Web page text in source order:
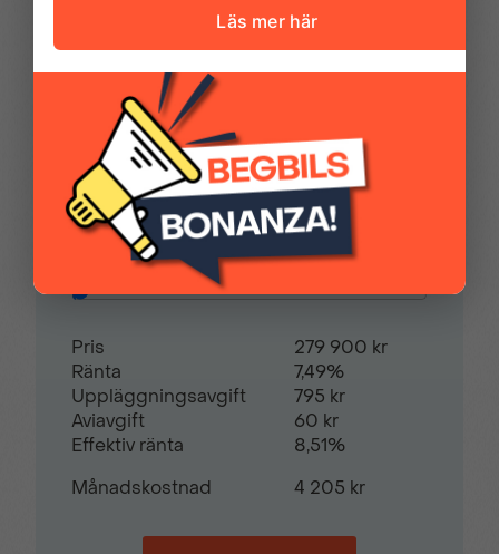
Vi hjälper dig att ordna finansiering av
din bil. Här kan du räkna ut din
månadskostnad och även göra en
ansökan online.
Kontantinsats69 975,00 kr
Avbetalningstid60 månader
Restvärde0%
Pris
279 900 kr
Ränta
7,49%
Uppläggningsavgift
795 kr
Aviavgift
60 kr
Effektiv ränta
8,51%
Månadskostnad
4 205 kr